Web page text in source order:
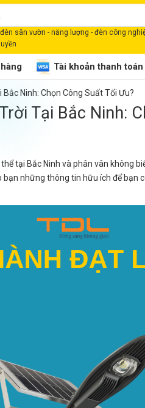
sân vườn - năng lượng - đèn công
Tài khoản thanh toán
Ninh: Chọn Công Suất Tối Ưu?
Tại Bắc Ninh:
tại Bắc Ninh và phân vân không
những thông tin hữu ích để bạn